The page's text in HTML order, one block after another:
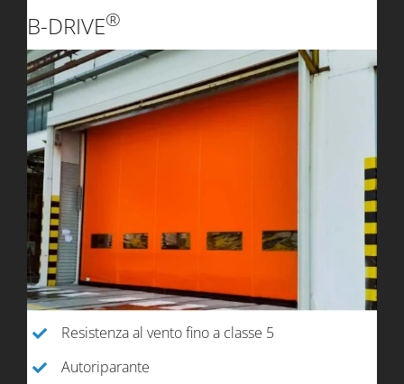
B-DRIVE®
Resistenza al vento fino a classe 5
Autoriparante